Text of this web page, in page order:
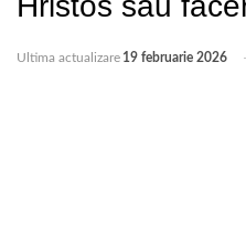
Ultima actualizare 19 februarie 2026